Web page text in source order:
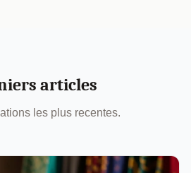
articles
les plus recentes.